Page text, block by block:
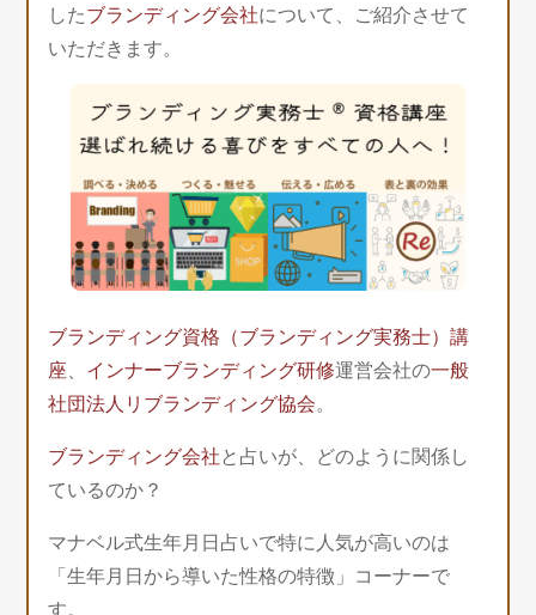
したブランディング会社について、ご紹介させて
いただきます。
ブランディング資格（ブランディング実務士）講
座、 インナーブランディング研修運営会社の一般
社団法人リブランディング協会。
ブランディング会社 と占いが、どのように関係し
ているのか？
マナベル式生年月日占いで特に人気が高いのは
「生年月日から導いた性格の特徴」コーナーで
す。